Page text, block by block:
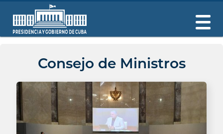
Consejo de Ministros